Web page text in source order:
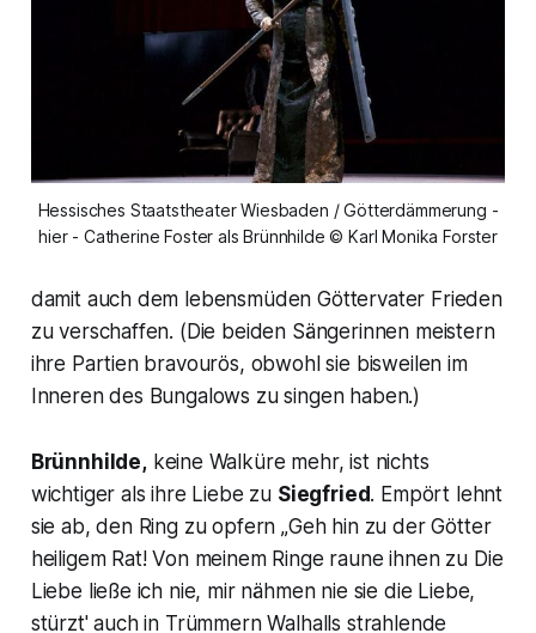
Hessisches Staatstheater Wiesbaden / Götterdämmerung -
hier - Catherine Foster als Brünnhilde © Karl Monika Forster
damit auch dem lebensmüden Göttervater Frieden
zu verschaffen. (Die beiden Sängerinnen meistern
ihre Partien bravourös, obwohl sie bisweilen im
Inneren des Bungalows zu singen haben.)
Brünnhilde,keine Walküre mehr, ist nichts
wichtiger als ihre Liebe zu Siegfried. Empört lehnt
sie ab, den Ring zu opfern„Geh hin zu der Götter
heiligem Rat! Von meinem Ringe raune ihnen zu Die
Liebe ließe ich nie, mir nähmen nie sie die Liebe,
stürzt' auch in Trümmern Walhalls strahlende